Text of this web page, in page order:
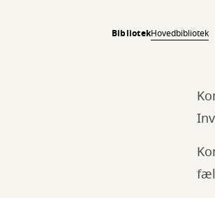
BibliotekHovedbibliotek